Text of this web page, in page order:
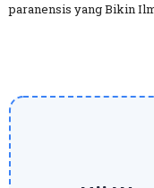
paranensis yang Bikin